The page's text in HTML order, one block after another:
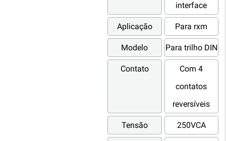
interface
Aplicação Para rxm
Modelo Para trilho DIN
Contato
Com 4
contatos
reversíveis
Tensão 250VCA